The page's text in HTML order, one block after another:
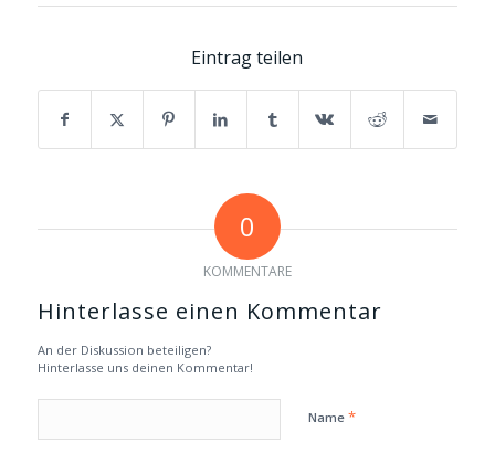
Eintrag teilen
0
KOMMENTARE
Hinterlasse einen Kommentar
An der Diskussion beteiligen?
Hinterlasse uns deinen Kommentar!
Name *